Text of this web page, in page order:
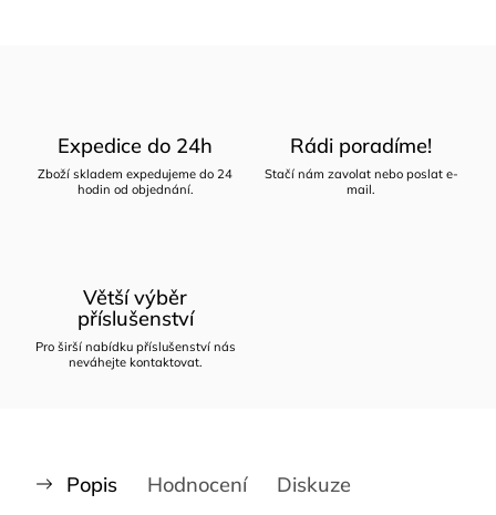
Expedice do 24h
Zboží skladem expedujeme do 24
hodin od objednání.
Rádi poradíme!
Stačí nám zavolat nebo poslat e-
mail.
Větší výběr
příslušenství
Pro širší nabídku příslušenství nás
neváhejte kontaktovat.
Popis Hodnocení Diskuze